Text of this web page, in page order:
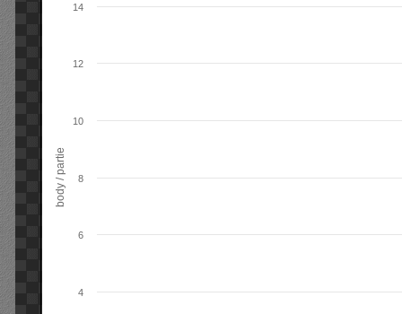
body / partie
4
6
8
10
12
14